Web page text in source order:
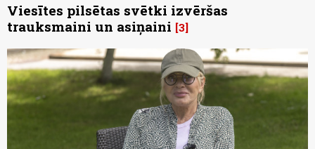
Viesītes pilsētas svētki izvēršas
trauksmaini un asiņaini 3